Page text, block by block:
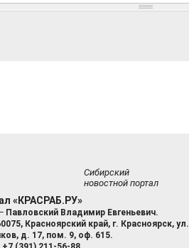
Сибирский
новостной портал
«КРАСРАБ.РУ»
Павловский Владимир Евгеньевич.
Красноярский край, г. Красноярск, ул.
д. 17, пом. 9, оф. 615.